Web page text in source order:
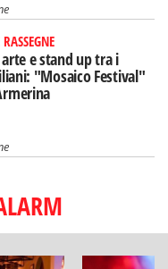
e stand up tra i
"Mosaico Festival"